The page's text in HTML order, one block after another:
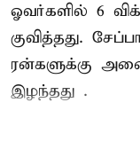
ஓவர்களில் 6
குவித்தது.
ரன்களுக்கு
இழந்தது .